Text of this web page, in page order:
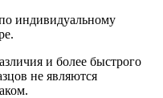
индивидуальному
и более быстрого
не являются